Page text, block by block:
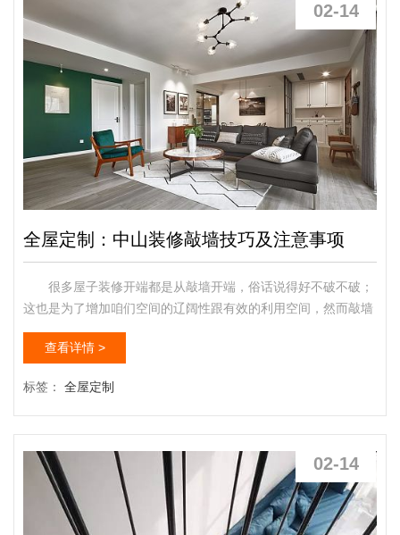
02-14
全屋定制：中山装修敲墙技巧及注意事项
很多屋子装修开端都是从敲墙开端，俗话说得好不破不破；
这也是为了增加咱们空间的辽阔性跟有效的利用空间，然而敲墙
有很多须要留神的处所，下面就为大家逐个剖析中山装修敲墙技
能及留神事项： 首先咱们要弄明白什么是承重墙 承重墙
墙体都是承重墙；框架结构的屋宇内部的墙体个别都不是承重
墙。当然具体到屋宇结构自身，判断墙是否是承重墙，应细心研
究原建造图...
查看详情 >
标签： 全屋定制
02-14